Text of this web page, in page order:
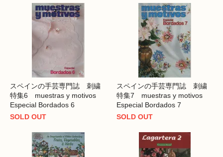
スペインの手芸専門誌 刺繍
特集6 muestras y motivos
Especial Bordados 6
SOLD OUT
スペインの手芸専門誌 刺繍
特集7 muestras y motivos
Especial Bordados 7
SOLD OUT